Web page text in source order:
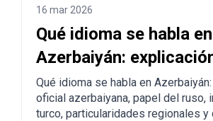
16 mar 2026
Qué idioma se habla en
Azerbaiyán:
completa para turistas
quienes piensan
Qué idioma se habla en
oficial azerbaiyana, papel del ruso,
turco, particularidades regionales y